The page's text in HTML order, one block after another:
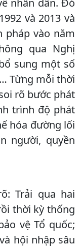
nhân dân. Đó
và 2013 và
pháp vào năm
qua Nghị
sung một số
Từng mỗi thời
rõ bước phát
trình độ phát
hóa đường lối
người, quyền
Trải qua hai
thời kỳ thống
vệ Tổ quốc;
hội nhập sâu